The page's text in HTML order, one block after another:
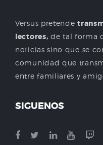
Versus pretende
lectores, de tal forma
noticias sino que se
comunidad que
entre familiares y
SIGUENOS